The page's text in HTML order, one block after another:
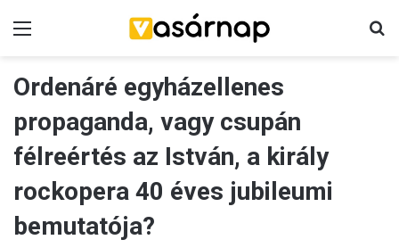
Ordenáré egyházellenes
propaganda, vagy csupán
félreértés az István, a király
rockopera 40 éves jubileumi
bemutatója?